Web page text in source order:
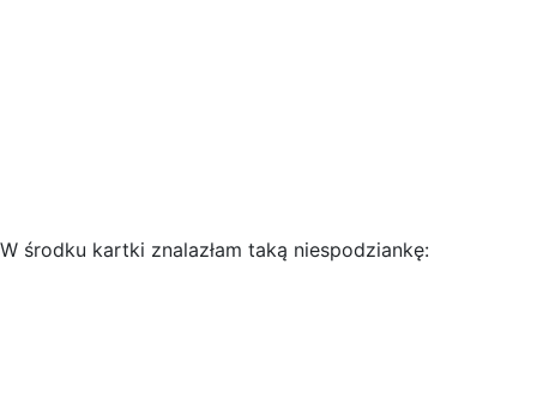
W środku kartki znalazłam taką niespodziankę: